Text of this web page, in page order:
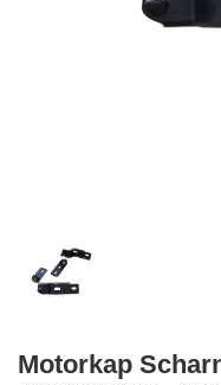
Motorkap